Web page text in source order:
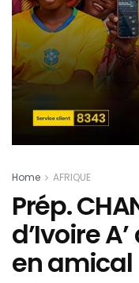
Home AFRIQUE
Prép.
d’Ivoire
en amical